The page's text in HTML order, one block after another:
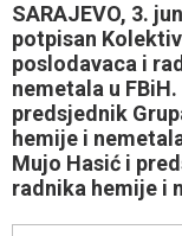
SARAJEVO, 3.
potpisan
poslodavaca i
nemetala u
predsjednik
hemije i
Mujo Hasić i
radnika hemije i